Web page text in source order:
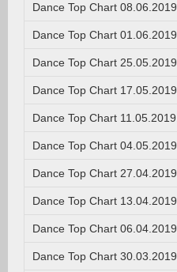
Dance Top Chart 08.06.2019.
Dance Top Chart 01.06.2019.
Dance Top Chart 25.05.2019.
Dance Top Chart 17.05.2019.
Dance Top Chart 11.05.2019.
Dance Top Chart 04.05.2019.
Dance Top Chart 27.04.2019.
Dance Top Chart 13.04.2019.
Dance Top Chart 06.04.2019.
Dance Top Chart 30.03.2019.